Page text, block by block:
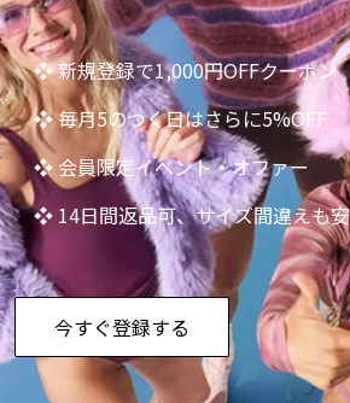
❖ 新規登録で1,000円OFFクーポン
❖ 毎月5のつく日はさらに5%OFF
❖ 会員限定イベント・オファー
❖ 14日間返品可、サイズ間違えも
今すぐ登録する